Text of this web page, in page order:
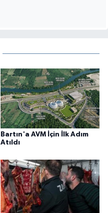
Bartın'a AVM İçin İlk Adım
Atıldı